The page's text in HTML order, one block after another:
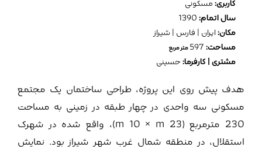
کاربری:مسکونی
سال اتمام:1390
مکان:ایران | فارس | شیراز
مساحت:597متر مربع
مشتری | کارفرما:حسینی
هدف پیش روی این پروژه، طراحی ساختمان یک مجتمع
مسکونی سه واحدی در چهار طبقه در زمینی به مساحت
230 مترمربع (m 10 × m 23)، واقع شده در شهرک
استقلال، در منطقه شمال غرب شهر شیراز بود. نمایش